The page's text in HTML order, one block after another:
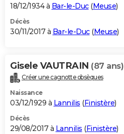
18/12/1934 à Bar-le-Duc(Meuse)
Décès
30/11/2017 à Bar-le-Duc(Meuse)
Gisele VAUTRAIN (87 ans)
Créer une cagnotte obsèques
Naissance
03/12/1929 à Lannilis (Finistère)
Décès
29/08/2017 à Lannilis (Finistère)